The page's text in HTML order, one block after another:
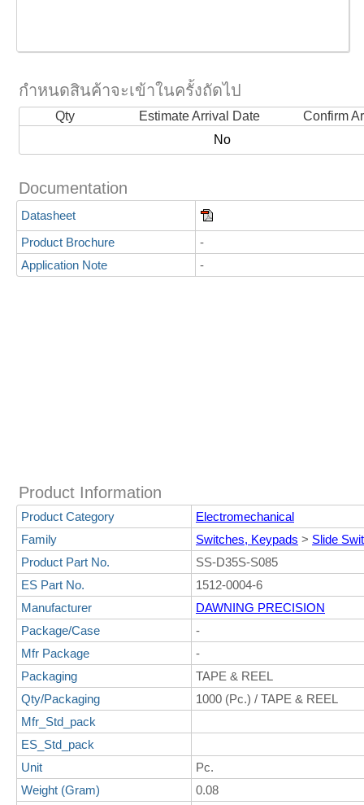
กำหนดสินค้าจะเข้าในครั้งถัดไป
Qty Estimate Arrival Date
Confirm
No
Documentation
Datasheet
Product Brochure
-
Application Note
-
Product Information
Product Category
Electromechanical
Family
Switches, Keypads > Slide
Product Part No.
SS-D35S-S085
ES Part No.
1512-0004-6
Manufacturer
DAWNING PRECISION
Package/Case
-
Mfr Package
-
Packaging
TAPE & REEL
Qty/Packaging
1000 (Pc.) / TAPE & REEL
Mfr_Std_pack
ES_Std_pack
Unit
Pc.
Weight (Gram)
0.08